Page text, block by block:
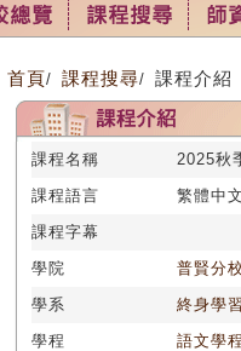
首頁/ 課程搜尋/ 課程介紹
課程名稱
2025秋
課程語言
繁體中
課程字幕
學院
普賢分
學系
終身學
學程
語文學